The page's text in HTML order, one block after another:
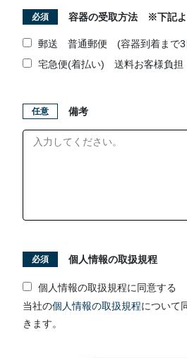
必須 容器の受取方法 ※下記よ
郵送 普通郵便 (容器到着まで3
宅急便(着払い) 送料お客様負担
任意 備考
必須 個人情報の取扱規程
個人情報の取扱規程に同意する
当社の個人情報の取扱規程について
きます。